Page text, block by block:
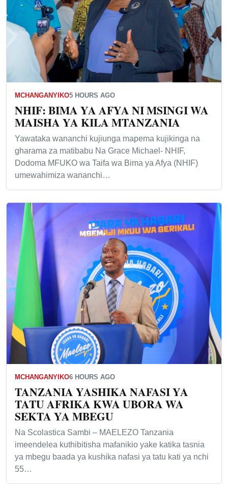
MCHANGANYIKO5 HOURS AGO
NHIF: BIMA YA AFYA NI MSINGI WA
MAISHA YA KILA MTANZANIA
Yawataka wananchi kujiunga mapema kujikinga na
gharama za matibabu Na Grace Michael- NHIF,
Dodoma MFUKO wa Taifa wa Bima ya Afya (NHIF)
umewahimiza wananchi…
MCHANGANYIKO6 HOURS AGO
TANZANIA YASHIKA NAFASI YA
TATU AFRIKA KWA UBORA WA
SEKTA YA MBEGU
Na Scolastica Sambi – MAELEZO Tanzania
imeendelea kuthibitisha mafanikio yake katika tasnia
ya mbegu baada ya kushika nafasi ya tatu kati ya nchi
55…